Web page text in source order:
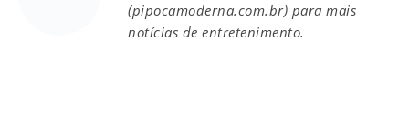
(pipocamoderna.com.br) para mais
notícias de entretenimento.